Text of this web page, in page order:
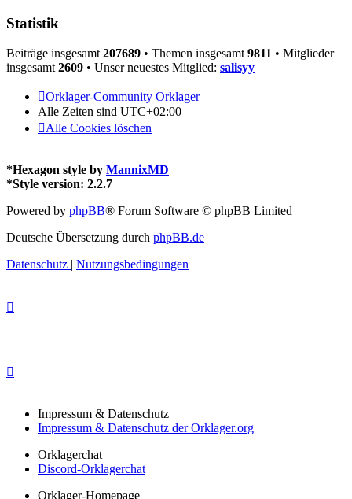
Statistik
Beiträge insgesamt 207689 • Themen insgesamt 9811 • Mitglieder
insgesamt 2609 • Unser neuestes Mitglied: salisyy
Orklager-Community Orklager
Alle Zeiten sind UTC+02:00
Alle Cookies löschen
*Hexagon style by MannixMD
*Style version: 2.2.7
Powered by phpBB® Forum Software © phpBB Limited
Deutsche Übersetzung durch phpBB.de
Datenschutz | Nutzungsbedingungen
Impressum & Datenschutz
Impressum & Datenschutz der Orklager.org
Orklagerchat
Discord-Orklagerchat
Orklager-Homepage